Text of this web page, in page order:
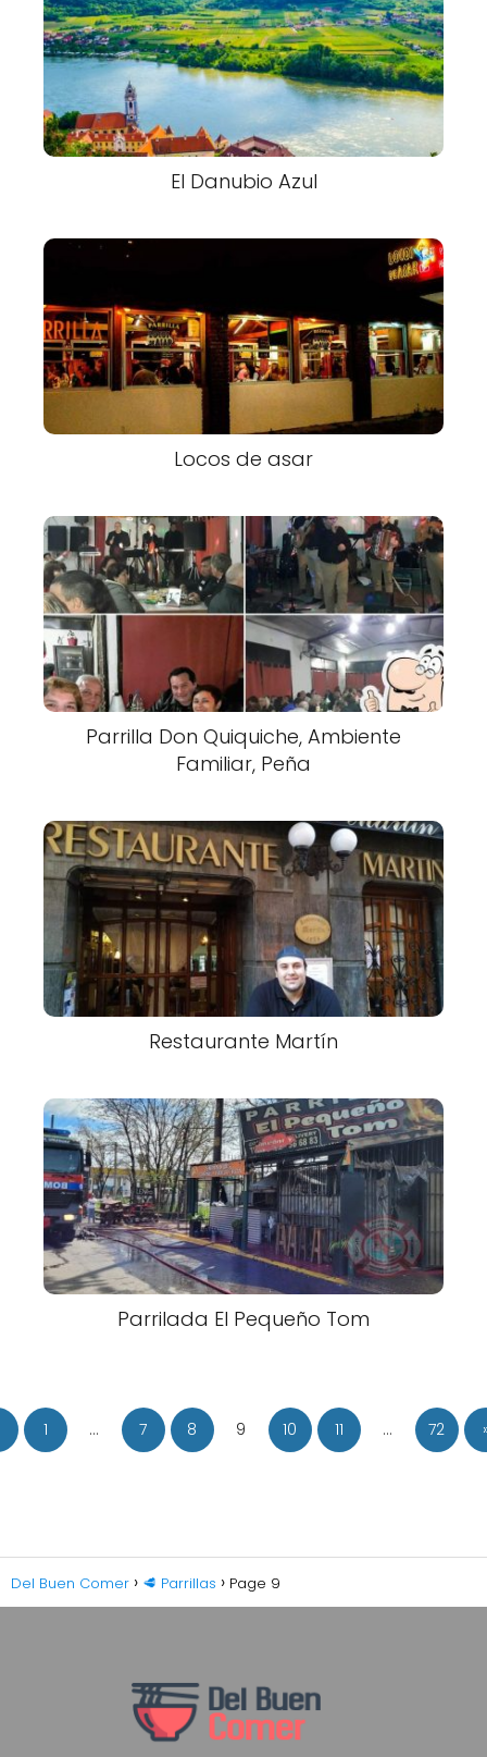
El Danubio Azul
Locos de asar
Parrilla Don Quiquiche, Ambiente
Familiar, Peña
Restaurante Martín
Parrilada El Pequeño Tom
1 … 7 8 9 10 11 … 72
Del Buen Comer 🥩 Parrillas Page 9